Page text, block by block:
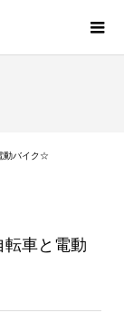
動バイク☆
車と電動